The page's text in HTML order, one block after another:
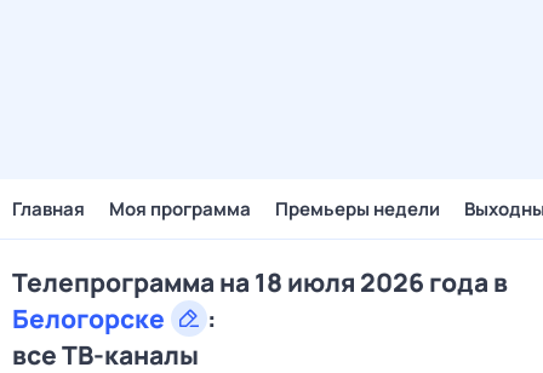
Главная Моя программа Премьеры недели
Телепрограмма на 18 июля 2026 года в
Белогорске
:
все ТВ-каналы